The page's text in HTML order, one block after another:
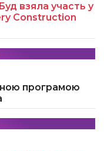
взяла участь у
Construction
програмою